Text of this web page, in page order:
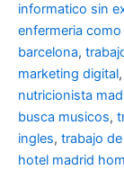
informatico sin
enfermeria
barcelona,
marketing digital,
nutricionista
busca musicos,
ingles, trabajo
hotel madrid